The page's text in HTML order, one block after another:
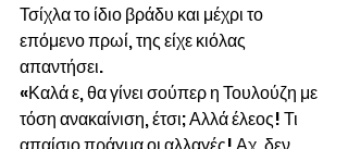
Τσίχλα το ίδιο βράδυ και μέχρι το
επόμενο πρωί, της είχε κιόλας
απαντήσει.
«Καλά ε, θα γίνει σούπερ η Τουλούζη με
τόση ανακαίνιση, έτσι; Αλλά έλεος! Τι